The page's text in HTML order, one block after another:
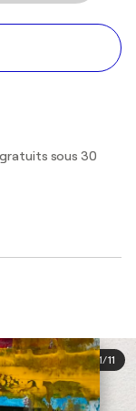
sous 30
1/11